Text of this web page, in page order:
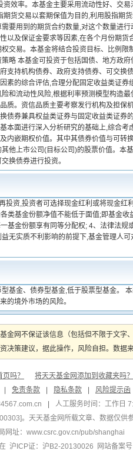
效率。本基金主要采用流动性好、交
货交易以套期保值为目的,利用股指期
要用到的期货合约数量,对这个数量进
以及保证金要求等因素,在各个月份期
交易。本基金将结合投资目标、比例
略 本基金可投资于包括国债、地方政
支持机构债券、政府支持债券、可交换
素的综合评估,合理分配固定收益类证
和流动性风险,根据利率预测模型构造
质。资信品质主要考察发行机构及担保
债券兼具权益类证券与固定收益类证券
本面进行深入分析研究的基础上,综合考
内嵌期权价值。其中其债券价值与可转
他上市公司(目标公司)的股票价值。本
换债券进行投资。
投资,投资者可选择现金红利或将现金
类基金份额净值不能低于面值;即基金
基金份额享有同等分配权; 4、法律法
无实质不利影响的前提下,基金管理人
基金、债券型基金,低于股票型基金。
的境外市场的风险。
网不保证该信息（包括但不限于文字
策建议，据此操作，风险自担。数据
吗？
将天天基金网添加到收藏夹吗？
免责条款 隐私条款 风险提示函
人工服务时间：工作日
。天天基金网所载文章、数据仅供
网址： www.csrc.gov.cn/pub/shanghai
沪ICP证：沪B2-20130026
网站备案